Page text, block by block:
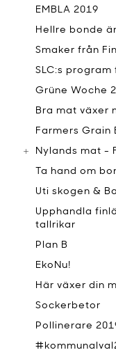
EMBLA 2019
Hellre bonde
Smaker från
SLC:s
Grüne Woche
Bra mat växer
Farmers Grain
Nylands mat -
Ta hand om
Uti skogen &
Upphandla
tallrikar
Plan B
EkoNu!
Här växer din
Sockerbetor
Pollinerare